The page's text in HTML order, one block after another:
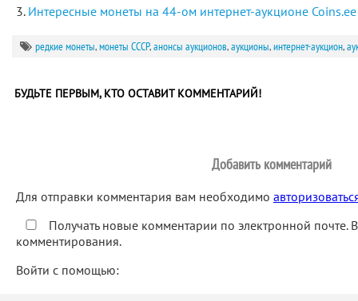
Интересные монеты на 44-ом интернет-аукционе
редкие монеты,монеты СССР,анонсы аукционов,аукционы,интернет-аукцион,
БУДЬТЕ ПЕРВЫМ, КТО ОСТАВИТ КОММЕНТАРИЙ!
Добавить комментарий
Для отправки комментария вам необходимо
Получать новые комментарии по электронной почте.
комментирования.
Войти с помощью: